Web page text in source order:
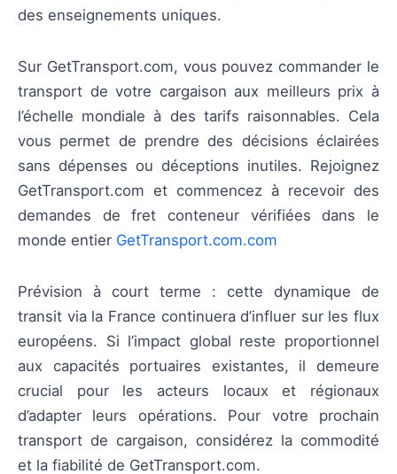
des enseignements uniques.
Sur GetTransport.com, vous pouvez commander le
transport de votre cargaison aux meilleurs prix à
l’échelle mondiale à des tarifs raisonnables. Cela
vous permet de prendre des décisions éclairées
sans dépenses ou déceptions inutiles. Rejoignez
GetTransport.com et commencez à recevoir des
demandes de fret conteneur vérifiées dans le
monde entier GetTransport.com.com
Prévision à court terme : cette dynamique de
transit via la France continuera d’influer sur les flux
européens. Si l’impact global reste proportionnel
aux capacités portuaires existantes, il demeure
crucial pour les acteurs locaux et régionaux
d’adapter leurs opérations. Pour votre prochain
transport de cargaison, considérez la commodité
et la fiabilité de GetTransport.com.